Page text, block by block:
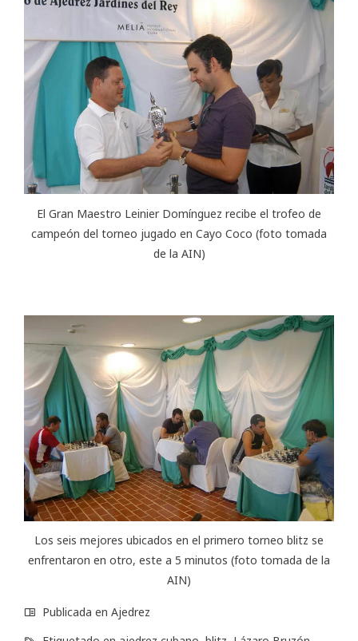
El Gran Maestro Leinier Domínguez recibe el trofeo de
campeón del torneo jugado en Cayo Coco (foto tomada
de la AIN)
Los seis mejores ubicados en el primero torneo blitz se
enfrentaron en otro, este a 5 minutos (foto tomada de la
AIN)
Publicada en Ajedrez